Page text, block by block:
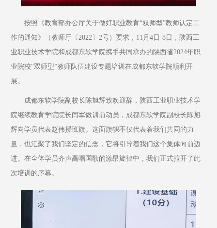
按照《教育部办公厅关于做好职业教育“双师型”教师认定工
作的通知》（教师厅〔2022〕2号）要求，11月4日-8日，陕西工
业职业技术学院和成都东软学院携手共同承办的陕西省2024年职
业院校“双师型”教师队伍建设专题培训在成都东软学院顺利开
展。
成都东软学院副校长陈旭辉致欢迎辞，陕西工业职业技术学
院继续教育学院院长闫军做训前动员，成都东软学院副校长陈旭
辉向学员代表赵伟授班旗。这面旗帜不仅代表着我们共同的力
量，也汇聚了我们坚定的信念，它将引导着我们这个集体向前迈
进。在全体学员齐声高唱国歌的激昂旋律中，我们正式拉开了此
次培训的序幕。